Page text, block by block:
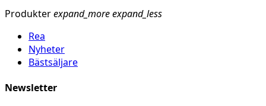
Produkterexpand_moreexpand_less
Rea
Nyheter
Bästsäljare
Newsletter